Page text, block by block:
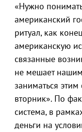
«Нужно
американский
ритуал, как
американскую
связанные
не мешает
заниматься
вторник». По
система, в
деньги на